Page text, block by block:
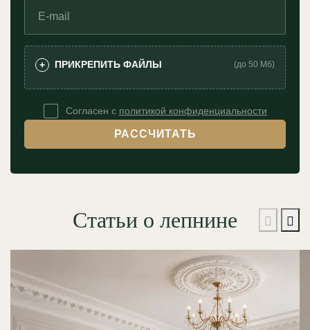
+ ПРИКРЕПИТЬ ФАЙЛЫ (до 50 Мб)
Согласен с политикой конфиденциальности
РАССЧИТАТЬ
Статьи о лепнине